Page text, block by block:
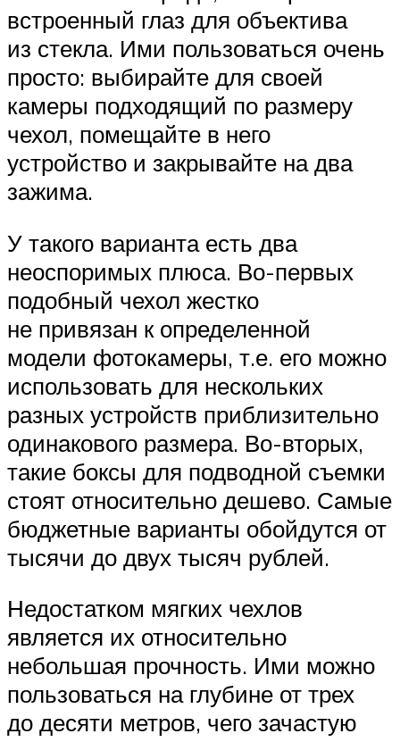
встроенный глаз для объектива
из стекла. Ими пользоваться очень
просто: выбирайте для своей
камеры подходящий по размеру
чехол, помещайте в него
устройство и закрывайте на два
зажима.
У такого варианта есть два
неоспоримых плюса. Во-первых
подобный чехол жестко
не привязан к определенной
модели фотокамеры, т.е. его можно
использовать для нескольких
разных устройств приблизительно
одинакового размера. Во-вторых,
такие боксы для подводной съемки
стоят относительно дешево. Самые
бюджетные варианты обойдутся от
тысячи до двух тысяч рублей.
Недостатком мягких чехлов
является их относительно
небольшая прочность. Ими можно
пользоваться на глубине от трех
до десяти метров, чего зачастую